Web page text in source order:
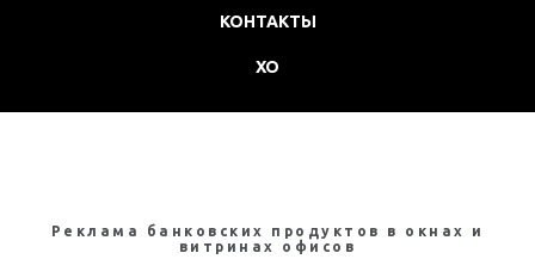
КОНТАКТЫ
XO
Реклама банковских продуктов в окнах и
витринах офисов